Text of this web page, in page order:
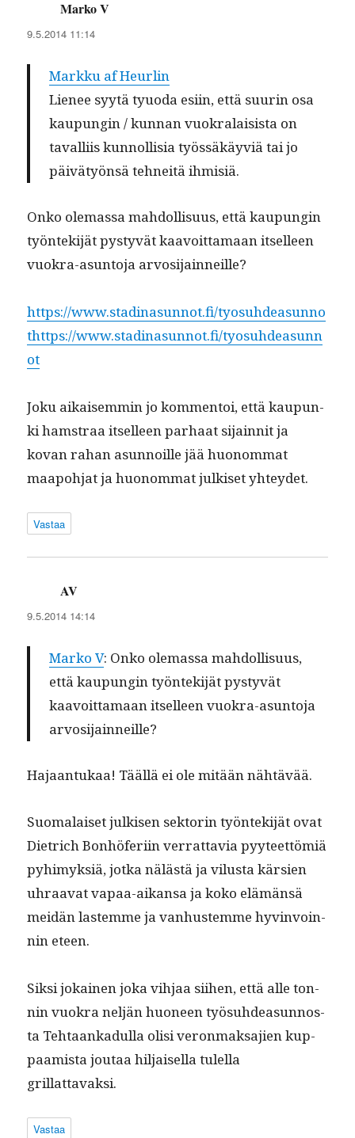
Marko V
9.5.2014 11:14
Markku af Heurlin
Lie­nee syytä tyuo­da esi­in, että suurin osa
kaupun­gin / kun­nan vuokralai­sista on
taval­li­is kun­nol­lisia työssäkäyviä tai jo
päivä­työn­sä tehneitä ihmisiä.
Onko ole­mas­sa mah­dol­lisu­us, että kaupun­gin
työn­tek­i­jät pystyvät kaavoit­ta­maan itselleen
vuokra-asun­to­ja arvosijainneille?
https://www.stadinasunnot.fi/tyosuhdeasunno
thttps://www.stadinasunnot.fi/tyosuhdeasunn
ot
Joku aikaisem­min jo kom­men­toi, että kaupun­
ki ham­straa itselleen parhaat sijain­nit ja
kovan rahan asun­noille jää huonom­mat
maapo­h­jat ja huonom­mat julkiset yhteydet.
Vastaa
AV
9.5.2014 14:14
Marko V: Onko ole­mas­sa mah­dol­lisu­us,
että kaupun­gin työn­tek­i­jät pystyvät
kaavoit­ta­maan itselleen vuokra-asun­to­ja
arvosijainneille?
Hajaan­tukaa! Tääl­lä ei ole mitään nähtävää.
Suo­ma­laiset julkisen sek­torin työn­tek­i­jät ovat
Diet­rich Bon­höferi­in ver­rat­tavia pyy­teet­tömiä
pyhimyk­siä, jot­ka nälästä ja vilus­ta kär­sien
uhraa­vat vapaa-aikansa ja koko elämän­sä
mei­dän lastemme ja van­hus­temme hyv­in­voin­
nin eteen.
Sik­si jokainen joka vih­jaa siihen, että alle ton­
nin vuokra neljän huoneen työ­suhdea­sun­nos­
ta Tehtaankadul­la olisi veron­mak­sajien kup­
paamista joutaa hil­jaisel­la tulel­la
grillattavaksi.
Vastaa